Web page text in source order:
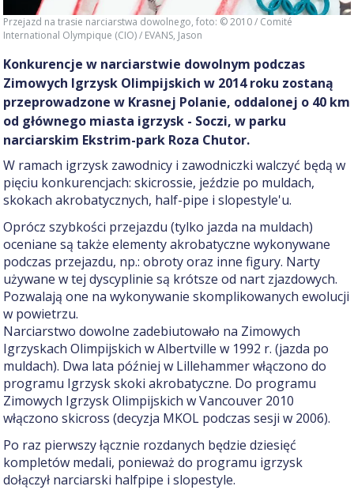
Przejazd na trasie narciarstwa dowolnego, foto: © 2010 / Comité
International Olympique (CIO) / EVANS, Jason
Konkurencje w narciarstwie dowolnym podczas
Zimowych Igrzysk Olimpijskich w 2014 roku zostaną
przeprowadzone w Krasnej Polanie, oddalonej o 40 km
od głównego miasta igrzysk - Soczi, w parku
narciarskim Ekstrim-park Roza Chutor.
W ramach igrzysk zawodnicy i zawodniczki walczyć będą w
pięciu konkurencjach: skicrossie, jeździe po muldach,
skokach akrobatycznych, half-pipe i slopestyle'u.
Oprócz szybkości przejazdu (tylko jazda na muldach)
oceniane są także elementy akrobatyczne wykonywane
podczas przejazdu, np.: obroty oraz inne figury. Narty
używane w tej dyscyplinie są krótsze od nart zjazdowych.
Pozwalają one na wykonywanie skomplikowanych ewolucji
w powietrzu.
Narciarstwo dowolne zadebiutowało na Zimowych
Igrzyskach Olimpijskich w Albertville w 1992 r. (jazda po
muldach). Dwa lata później w Lillehammer włączono do
programu Igrzysk skoki akrobatyczne. Do programu
Zimowych Igrzysk Olimpijskich w Vancouver 2010
włączono skicross (decyzja MKOL podczas sesji w 2006).
Po raz pierwszy łącznie rozdanych będzie dziesięć
kompletów medali, ponieważ do programu igrzysk
dołączył narciarski halfpipe i slopestyle.